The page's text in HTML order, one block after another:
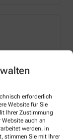
erforderlich
Website für Sie
Ihrer Zustimmung
auch an
werden, in
stimmen Sie mit Ihrer
mir angegebenen
Daten an die
Rechtsgrundlage
Einwilligung kann